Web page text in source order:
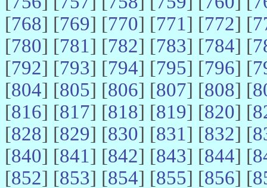
[768] [769] [770] [771] [772] [
[780] [781] [782] [783] [784] [
[792] [793] [794] [795] [796] [
[804] [805] [806] [807] [808] [
[816] [817] [818] [819] [820] [
[828] [829] [830] [831] [832] [
[840] [841] [842] [843] [844] [
[852] [853] [854] [855] [856] [